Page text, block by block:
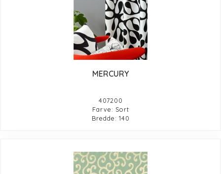
MERCURY
407200
Farve: Sort
Bredde: 140